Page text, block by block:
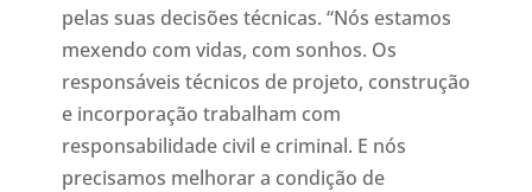
pelas suas decisões técnicas. “Nós estamos
mexendo com vidas, com sonhos. Os
responsáveis técnicos de projeto, construção
e incorporação trabalham com
responsabilidade civil e criminal. E nós
precisamos melhorar a condição de